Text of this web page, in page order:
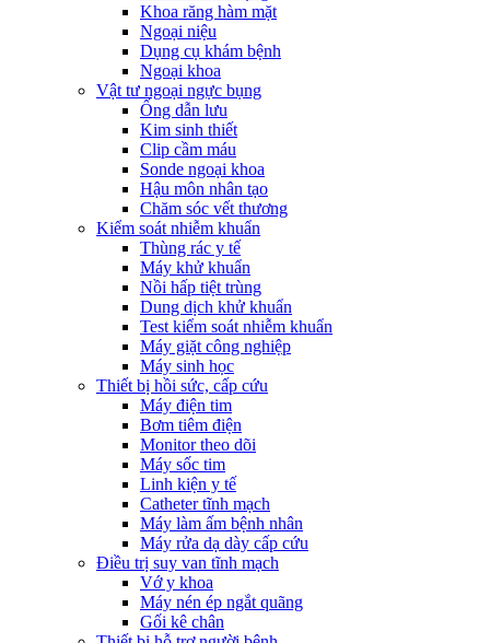
Khoa răng hàm mặt
Ngoại niệu
Dụng cụ khám bệnh
Ngoại khoa
Vật tư ngoại ngực bụng
Ống dẫn lưu
Kim sinh thiết
Clip cầm máu
Sonde ngoại khoa
Hậu môn nhân tạo
Chăm sóc vết thương
Kiểm soát nhiễm khuẩn
Thùng rác y tế
Máy khử khuẩn
Nồi hấp tiệt trùng
Dung dịch khử khuẩn
Test kiểm soát nhiễm khuẩn
Máy giặt công nghiệp
Máy sinh học
Thiết bị hồi sức, cấp cứu
Máy điện tim
Bơm tiêm điện
Monitor theo dõi
Máy sốc tim
Linh kiện y tế
Catheter tĩnh mạch
Máy làm ấm bệnh nhân
Máy rửa dạ dày cấp cứu
Điều trị suy van tĩnh mạch
Vớ y khoa
Máy nén ép ngắt quãng
Gối kê chân